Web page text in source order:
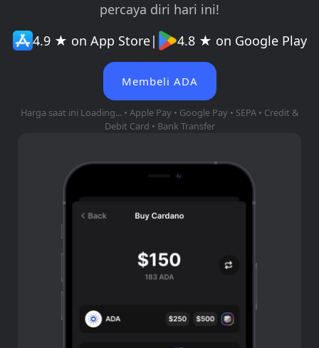
percaya diri hari ini!
4.9 ★ on App Store| 4.8 ★ on Google Play
Membeli ADA
Harga saat ini Loading... • Apple Pay • Google Pay • SEPA • Credit &
Debit Card • Bank Transfer